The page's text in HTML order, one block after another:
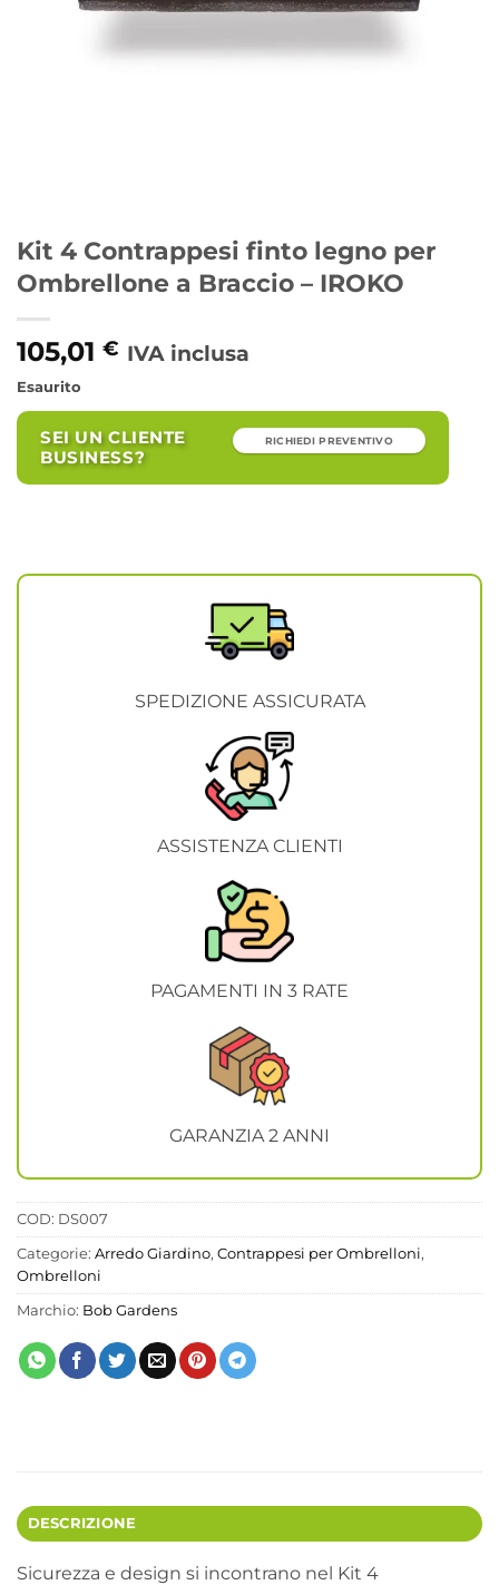
Kit 4 Contrappesi finto legno per
Ombrellone a Braccio – IROKO
105,01 € IVA inclusa
Esaurito
SEI UN CLIENTE
BUSINESS?
RICHIEDI PREVENTIVO
SPEDIZIONE ASSICURATA
ASSISTENZA CLIENTI
PAGAMENTI IN 3 RATE
GARANZIA 2 ANNI
COD: DS007
Categorie: Arredo Giardino, Contrappesi per Ombrelloni,
Ombrelloni
Marchio: Bob Gardens
DESCRIZIONE
Sicurezza e design si incontrano nel Kit 4